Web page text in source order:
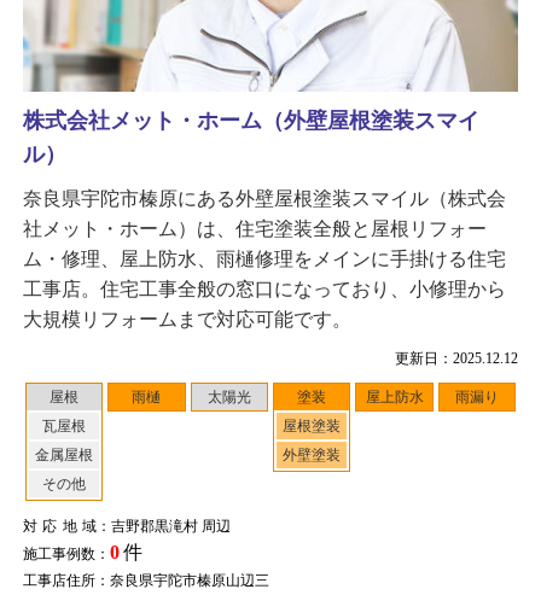
更新日：2025.12.12
屋根
瓦屋根
金属屋根
その他
雨樋 太陽光
塗装
屋根塗装
外壁塗装
屋上防水 雨漏り
対応地域：吉野郡黒滝村 周辺
施工事例数： 0件
工事店住所：奈良県宇陀市榛原山辺三
株式会社メット・ホーム（外壁屋根塗装スマイ
ル）
奈良県宇陀市榛原にある外壁屋根塗装スマイル（株式会
社メット・ホーム）は、住宅塗装全般と屋根リフォー
ム・修理、屋上防水、雨樋修理をメインに手掛ける住宅
工事店。住宅工事全般の窓口になっており、小修理から
大規模リフォームまで対応可能です。